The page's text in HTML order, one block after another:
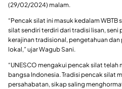
(29/02/2024) malam.
“Pencak silat ini masuk kedalam
silat sendiri terdiri dari tradisi lisan,
kerajinan tradisional, pengetahuan
lokal,” ujar Wagub Sani.
“UNESCO mengakui pencak silat
bangsa Indonesia. Tradisi pencak silat
persahabatan, sikap saling